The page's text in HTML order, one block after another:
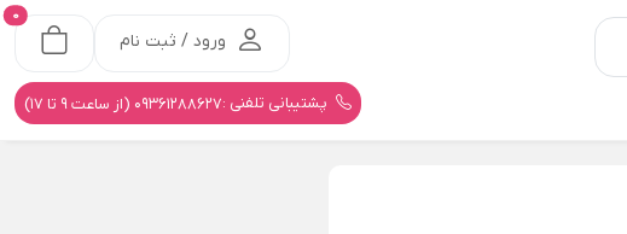
ورود / ثبت نام
0
پشتیبانی تلفنی :09361288627 (از ساعت 9 تا 17)